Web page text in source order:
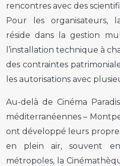
rencontres avec des
Pour les organisateurs,
réside dans la gestion
l’installation technique à
des contraintes
les autorisations avec
Au-delà de Cinéma
méditerranéennes –
ont développé leurs
en plein air, souvent
métropoles, la